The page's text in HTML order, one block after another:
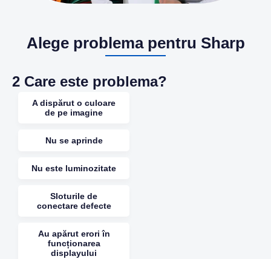
Alege problema pentru Sharp
2 Care este problema?
A dispărut o culoare
de pe imagine
Nu se aprinde
Nu este luminozitate
Sloturile de
conectare defecte
Au apărut erori în
funcționarea
displayului